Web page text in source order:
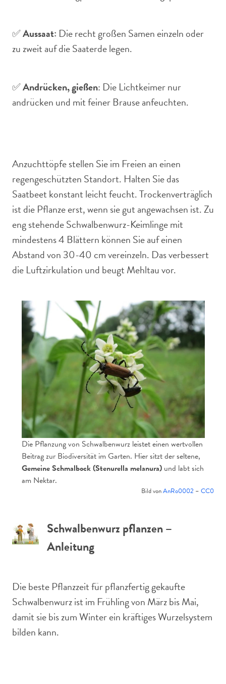
✅Aussaat: Die recht großen Samen einzeln oder
zu zweit auf die Saaterde legen.
✅Andrücken, gießen: Die Lichtkeimer nur
andrücken und mit feiner Brause anfeuchten.
Anzuchttöpfe stellen Sie im Freien an einen
regengeschützten Standort. Halten Sie das
Saatbeet konstant leicht feucht. Trockenverträglich
ist die Pflanze erst, wenn sie gut angewachsen ist. Zu
eng stehende Schwalbenwurz-Keimlinge mit
mindestens 4 Blättern können Sie auf einen
Abstand von 30-40 cm vereinzeln. Das verbessert
die Luftzirkulation und beugt Mehltau vor.
Die Pflanzung von Schwalbenwurz leistet einen wertvollen
Beitrag zur Biodiversität im Garten. Hier sitzt der seltene,
Gemeine Schmalbock (Stenurella melanura)und labt sich
am Nektar.
Bild vonAnRo0002 – CC0
Schwalbenwurz pflanzen –
Anleitung
Die beste Pflanzzeit für pflanzfertig gekaufte
Schwalbenwurz ist im Frühling von März bis Mai,
damit sie bis zum Winter ein kräftiges Wurzelsystem
bilden kann.